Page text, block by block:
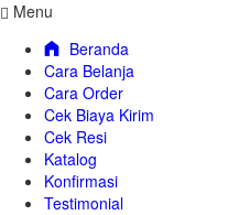
Menu
Beranda
Cara Belanja
Cara Order
Cek Biaya Kirim
Cek Resi
Katalog
Konfirmasi
Testimonial